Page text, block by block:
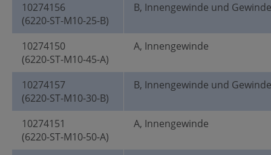
10274156
(6220-ST-M10-25-B)
B, Innengewinde und
10274150
(6220-ST-M10-45-A)
A, Innengewinde
10274157
(6220-ST-M10-30-B)
B, Innengewinde und
10274151
(6220-ST-M10-50-A)
A, Innengewinde